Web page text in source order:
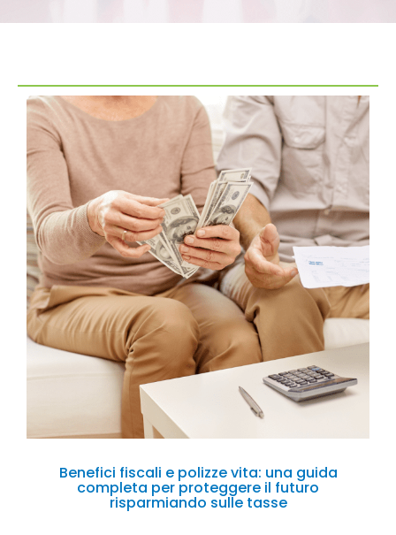
Benefici fiscali e polizze vita: una guida
completa per proteggere il futuro
risparmiando sulle tasse